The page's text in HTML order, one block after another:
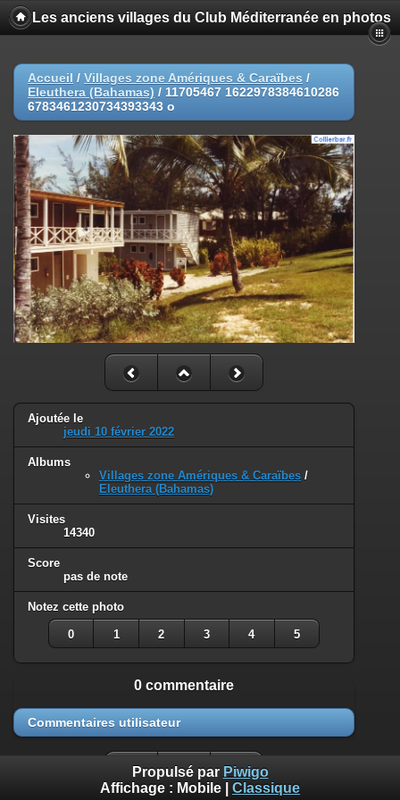
Les anciens villages du Club Méditerranée en photos
Accueil / Villages zone Amériques & Caraïbes /
Eleuthera (Bahamas) / 11705467 1622978384610286
6783461230734393343 o
Ajoutée le
jeudi 10 février 2022
Albums
Villages zone Amériques & Caraïbes /
Eleuthera (Bahamas)
Visites
14340
Score
pas de note
Notez cette photo
0 1 2 3 4 5
0 commentaire
Commentaires utilisateur
Propulsé par Piwigo
Affichage : Mobile Classique